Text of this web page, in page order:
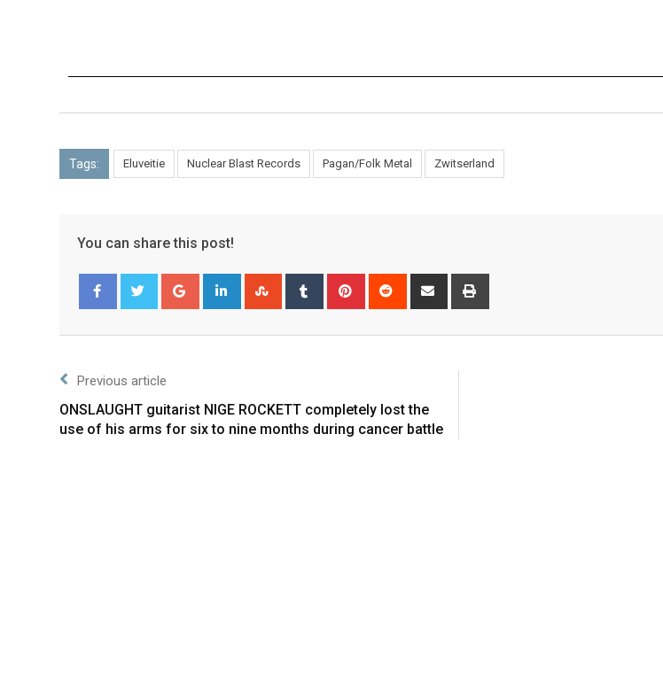
Tags: Eluveitie Nuclear Blast Records Pagan/Folk Metal Zwitserland
You can share this post!
Previous article
ONSLAUGHT guitarist NIGE ROCKETT completely lost the
use of his arms for six to nine months during cancer battle